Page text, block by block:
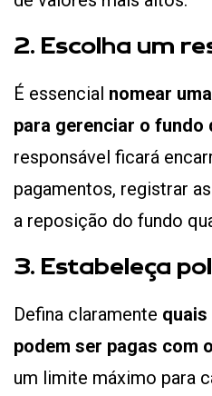
2. Escolha um
É essencial nomear
para gerenciar o fundo
responsável ficará
pagamentos, registrar
a reposição do fundo
3. Estabeleça
Defina claramente
podem ser pagas com
um limite máximo para